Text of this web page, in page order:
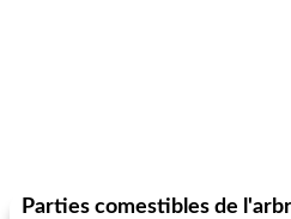
Parties comestibles de